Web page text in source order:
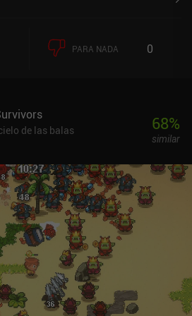
cuatro aumentos de estadísticas
que morimos. Del mismo modo, al
exageradas ni excesivamente
en crear sinergias para mejorar
morimos -o
Las misiones completadas
oro adicional o desbloquear nuevas
llevarnos una única pieza de
diferentes armas y estadísticas, y seis
la gran cantidad de habilidades,
el juego sea muy rejugable. Fiel al
escuela, Halls of Torment es bastante
RPG de los 90 y principios de los 2000,
del juego. Los controles táctiles
PARA NADA 0
de las balas
68%
similar